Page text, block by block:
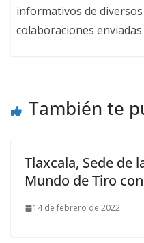
informativos de
colaboraciones
También te
Tlaxcala, Sede de
Mundo de Tiro
14 de febrero de 2022